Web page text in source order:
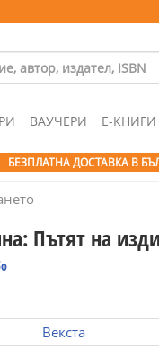
ВАУЧЕРИ Е-КНИГИ
БЕЗПЛАТНА ДОСТАВКА В
Пътят на
Векста